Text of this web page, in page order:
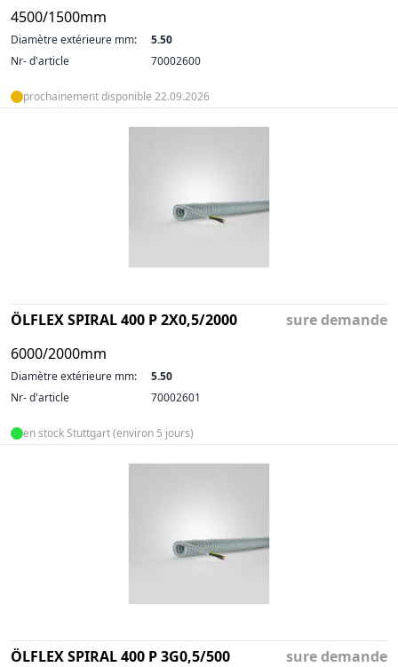
4500/1500mm
Diamètre extérieure mm:
5.50
Nr- d'article
70002600
prochainement disponible 22.09.2026
ÖLFLEX SPIRAL 400 P 2X0,5/2000
6000/2000mm
sure demande
Diamètre extérieure mm:
5.50
Nr- d'article
70002601
en stock Stuttgart (environ 5 jours)
ÖLFLEX SPIRAL 400 P 3G0,5/500
sure demande